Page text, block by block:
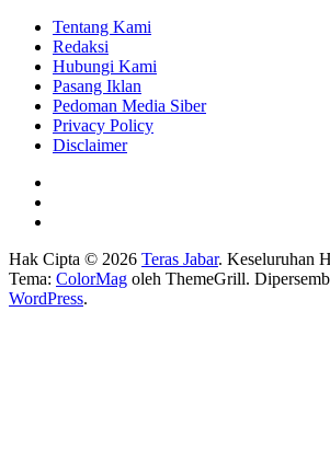
Tentang Kami
Redaksi
Hubungi Kami
Pasang Iklan
Pedoman Media Siber
Privacy Policy
Disclaimer
Hak Cipta © 2026 Teras Jabar. Keseluruhan
Tema: ColorMag oleh ThemeGrill.
WordPress.